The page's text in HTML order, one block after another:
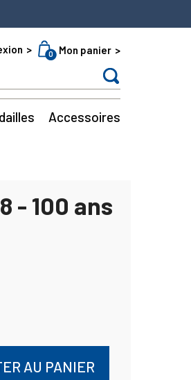
0 Mon panier
Accessoires
- 100 ans
AU PANIER